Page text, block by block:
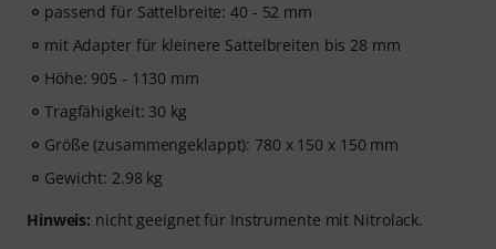
passend für Sattelbreite: 40 - 52 mm
mit Adapter für kleinere Sattelbreiten bis 28 mm
Höhe: 905 - 1130 mm
Tragfähigkeit: 30 kg
Größe (zusammengeklappt): 780 x 150 x 150 mm
Gewicht: 2.98 kg
Hinweis: nicht geeignet für Instrumente mit Nitrolack.